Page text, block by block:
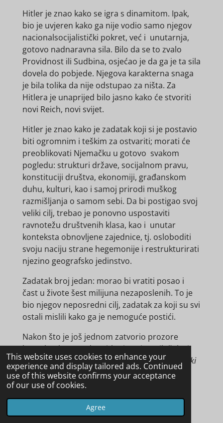
This website uses cookies to enhance your
experience and display tailored ads. Continued
use of this website confirms your acceptance
of our use of cookies.
Agree
Hitler je znao kako se igra s dinamitom. Ipak,
bio je uvjeren kako ga nije vodio samo njegov
nacionalsocijalistički pokret, već i unutarnja,
gotovo nadnaravna sila. Bilo da se to zvalo
Providnost ili Sudbina, osjećao je da ga je ta sila
dovela do pobjede. Njegova karakterna snaga
je bila tolika da nije odstupao za ništa. Za
Hitlera je unaprijed bilo jasno kako će stvoriti
novi Reich, novi svijet.
Hitler je znao kako je zadatak koji si je postavio
biti ogromnim i teškim za ostvariti; morati će
preoblikovati Njemačku u gotovo svakom
pogledu: strukturi države, socijalnom pravu,
konstituciji društva, ekonomiji, građanskom
duhu, kulturi, kao i samoj prirodi muškog
razmišljanja o samom sebi. Da bi postigao svoj
veliki cilj, trebao je ponovno uspostaviti
ravnotežu društvenih klasa, kao i unutar
konteksta obnovljene zajednice, tj. osloboditi
svoju naciju strane hegemonije i restrukturirati
njezino geografsko jedinstvo.
Zadatak broj jedan: morao bi vratiti posao i
čast u živote šest milijuna nezaposlenih. To je
bio njegov neposredni cilj, zadatak za koji su svi
ostali mislili kako ga je nemoguće postići.
Nakon što je još jednom zatvorio prozore
kancelarskog ureda, Hitler je, stisnutih šaka i
odlučnog izraza lica, rekao jednostavno:
“Veliki
pothvat počinje. Došao je dan Trećeg Reicha.”
bio u punom zamahu, dovodeći do
transformacija od vrha do dna u političkom,